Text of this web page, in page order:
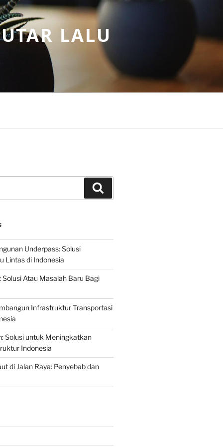
LALU
Underpass: Solusi
Lintas di Indonesia
Solusi Atau Masalah Baru Bagi
Infrastruktur Transportasi
Solusi untuk Meningkatkan
Indonesia
di Jalan Raya: Penyebab dan